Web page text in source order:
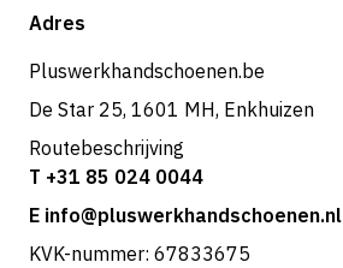
Shop
Adres
Pluswerkhandschoenen.be
De Star 25, 1601 MH, Enkhuizen
Routebeschrijving
T +31 85 024 0044
E info@pluswerkhandschoenen.nl
KVK-nummer: 67833675